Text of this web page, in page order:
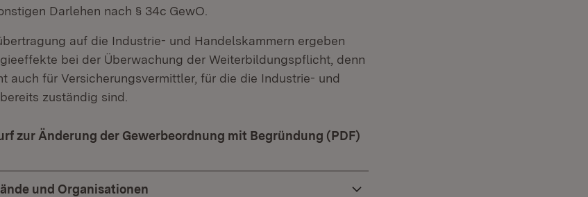
Darlehen nach § 34c GewO.
auf die Industrie- und Handelskammern ergeben
bei der Überwachung der Weiterbildungspflicht, denn
auch für Versicherungsvermittler, für die die Industrie- und
zuständig sind.
zur Änderung der Gewerbeordnung mit Begründung (PDF)
und Organisationen